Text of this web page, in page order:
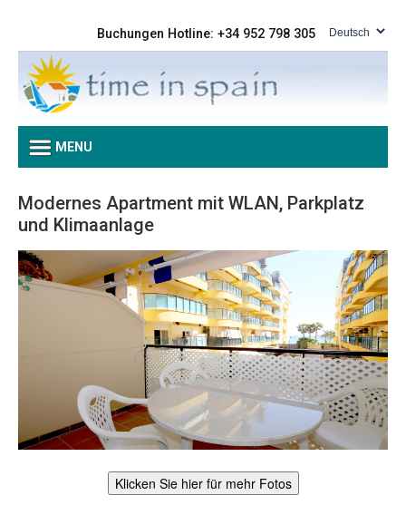
Buchungen Hotline: +34 952 798 305
MENU
Modernes Apartment mit WLAN, Parkplatz
und Klimaanlage
Klicken Sie hier für mehr Fotos